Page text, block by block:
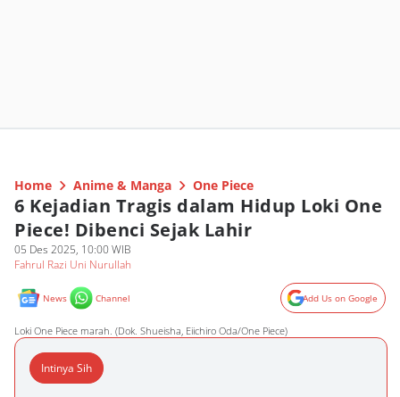
Home Anime & Manga One Piece
6 Kejadian Tragis dalam Hidup Loki One
Piece! Dibenci Sejak Lahir
05 Des 2025, 10:00 WIB
Fahrul Razi Uni Nurullah
News Channel Add Us on Google
Loki One Piece marah. (Dok. Shueisha, Eiichiro Oda/One Piece)
Intinya Sih